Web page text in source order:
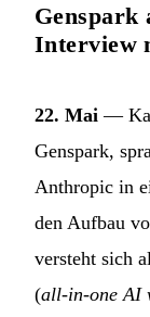
Genspark
Interview
22. Mai —
Genspark,
Anthropic in
den Aufbau
versteht sich
(all-in-one AI